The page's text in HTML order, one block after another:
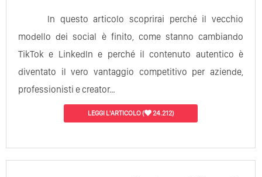
In questo articolo scoprirai perché il vecchio
modello dei social è finito, come stanno cambiando
TikTok e LinkedIn e perché il contenuto autentico è
diventato il vero vantaggio competitivo per aziende,
professionisti e creator…
LEGGI L'ARTICOLO( 24.212)